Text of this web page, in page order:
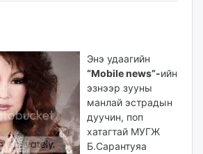
Энэ удаагийн
“Mobile news”-ийн
эзнээр зууны
манлай эстрадын
дуучин, поп
хатагтай МУГЖ
Б.Сарантуяа